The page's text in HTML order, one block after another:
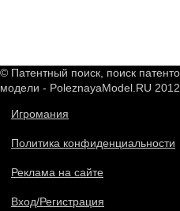
© Патентный поиск, поиск
модели - PoleznayaModel.RU
Игромания
Политика конфиденциальности
Реклама на сайте
Вход/Регистрация